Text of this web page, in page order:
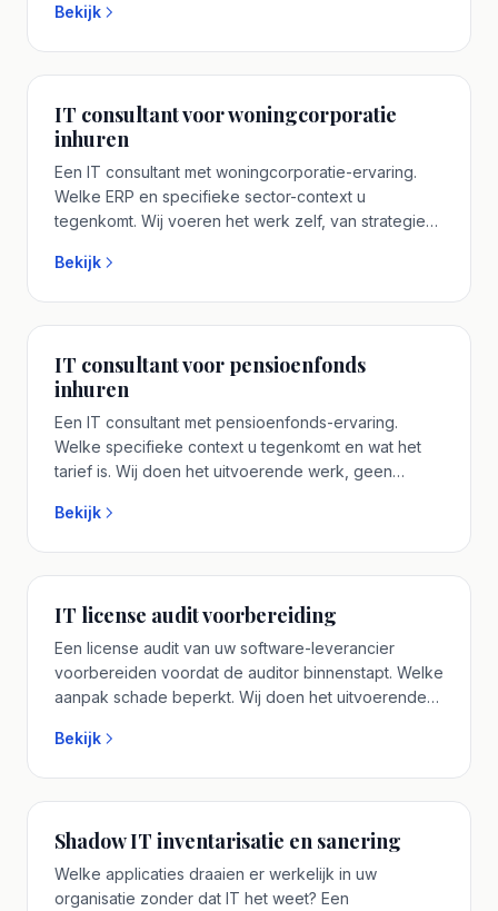
ons eigen team, geen tijdelijke contractor. Plan een
Bekijk
IT consultant voor woningcorporatie
inhuren
Een IT consultant met woningcorporatie-ervaring.
Welke ERP en specifieke sector-context u
tegenkomt. Wij voeren het werk zelf, van strategie
vooraf spreekt. Plan een vrijblijvend adviesgesprek.
Bekijk
IT consultant voor pensioenfonds
inhuren
Een IT consultant met pensioenfonds-ervaring.
Welke specifieke context u tegenkomt en wat het
tarief is. Wij doen het uitvoerende werk, geen
accountmanager-tussenlaag, u spreekt vooraf met
Bekijk
IT license audit voorbereiding
Een license audit van uw software-leverancier
voorbereiden voordat de auditor binnenstapt. Welke
aanpak schade beperkt. Wij doen het uitvoerende
senior IT consultant uit ons eigen team, geen
Bekijk
Shadow IT inventarisatie en sanering
Welke applicaties draaien er werkelijk in uw
organisatie zonder dat IT het weet? Een